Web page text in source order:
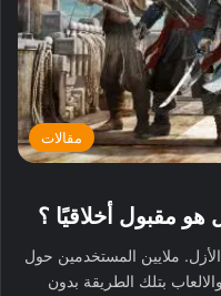
مقالات
مقبول أخلاقيًا ؟
ملايين المستخدمين حول
بتلك الطريقة بدون